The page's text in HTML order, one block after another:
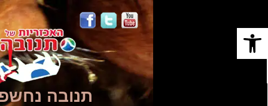
Open toolbar
תנובה